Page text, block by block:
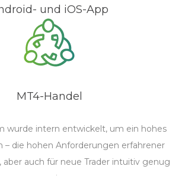
und iOS-App
MT4-Handel
wurde intern entwickelt, um ein hohes
– die hohen Anforderungen erfahrener
aber auch für neue Trader intuitiv genug